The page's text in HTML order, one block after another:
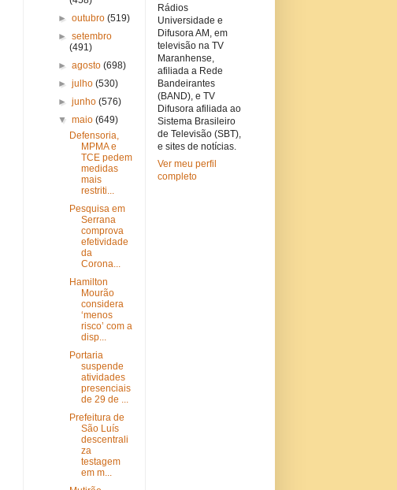
► outubro (519)
► setembro
(491)
► agosto (698)
► julho (530)
► junho (576)
▼ maio (649)
Defensoria,
MPMA e
TCE pedem
medidas
mais
restriti...
Pesquisa em
Serrana
comprova
efetividade
da
Corona...
Hamilton
Mourão
considera
‘menos
risco’ com a
disp...
Portaria
suspende
atividades
presenciais
de 29 de ...
Prefeitura de
São Luís
descentrali
za
testagem
em m...
Rádios
Universidade e
Difusora AM, em
televisão na TV
Maranhense,
afiliada a Rede
Bandeirantes
(BAND), e TV
Difusora afiliada ao
Sistema Brasileiro
de Televisão (SBT),
e sites de notícias.
Ver meu perfil
completo